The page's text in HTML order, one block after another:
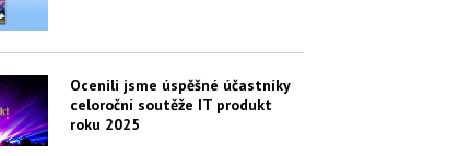
Ocenili jsme úspěšné účastníky
celoroční soutěže IT produkt
roku 2025